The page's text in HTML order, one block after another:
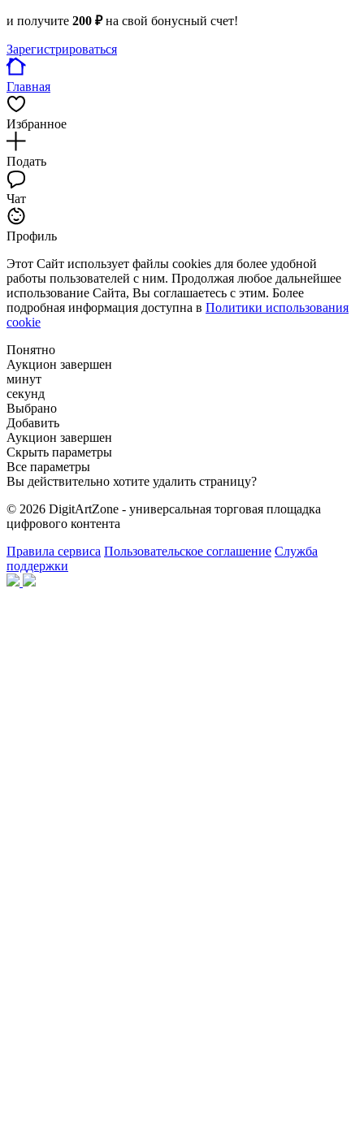
и получите 200 ₽на свой бонусный счет!
Зарегистрироваться
Главная
Избранное
Подать
Чат
Профиль
Этот Сайт использует файлы cookies для более удобной
работы пользователей с ним. Продолжая любое дальнейшее
использование Сайта, Вы соглашаетесь с этим. Более
подробная информация доступна в Политики использования
cookie
Понятно
Аукцион завершен
минут
секунд
Выбрано
Добавить
Аукцион завершен
Скрыть параметры
Все параметры
Вы действительно хотите удалить страницу?
© 2026 DigitArtZone - универсальная торговая площадка
цифрового контента
Правила сервиса Пользовательское соглашение Служба
поддержки